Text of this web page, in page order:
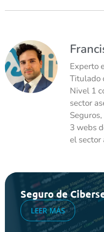
Experto
Titulado
Nivel 1
sector
3 webs
el sector
Seguro de
LEER MÁS